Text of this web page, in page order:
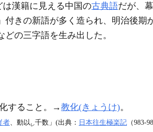
漢籍に見える中国の古典語だが、
きの新語が多く造られ、明治後期
どの三字語を生み出した。
すること。→教化(きょうけ)。
者 、動以 レ千数」(出典： 日本往生極楽記 （